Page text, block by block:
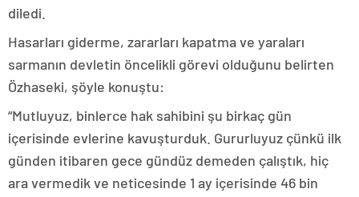
diledi.
Hasarları giderme, zararları kapatma ve yaraları
sarmanın devletin öncelikli görevi olduğunu belirten
Özhaseki, şöyle konuştu:
“Mutluyuz, binlerce hak sahibini şu birkaç gün
içerisinde evlerine kavuşturduk. Gururluyuz çünkü ilk
günden itibaren gece gündüz demeden çalıştık, hiç
ara vermedik ve neticesinde 1 ay içerisinde 46 bin